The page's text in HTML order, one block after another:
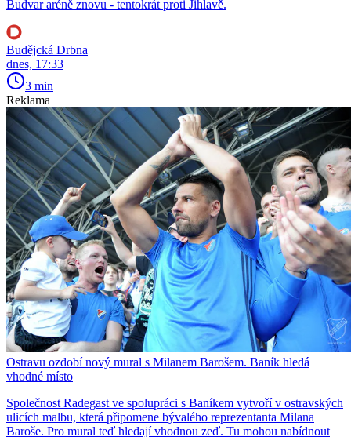
Budvar aréně znovu - tentokrát proti Jihlavě.
Budějcká Drbna
dnes, 17:33
3 min
Reklama
Ostravu ozdobí nový mural s Milanem Barošem. Baník hledá
vhodné místo
Společnost Radegast ve spolupráci s Baníkem vytvoří v ostravských
ulicích malbu, která připomene bývalého reprezentanta Milana
Baroše. Pro mural teď hledají vhodnou zeď. Tu mohou nabídnout